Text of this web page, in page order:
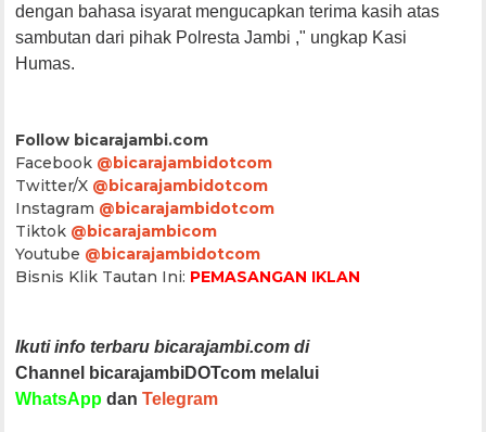
dengan bahasa isyarat mengucapkan terima kasih atas
sambutan dari pihak Polresta Jambi ," ungkap Kasi
Humas.
Follow bicarajambi.com
Facebook @bicarajambidotcom
Twitter/X @bicarajambidotcom
Instagram @bicarajambidotcom
Tiktok @bicarajambicom
Youtube @bicarajambidotcom
Bisnis Klik Tautan Ini: PEMASANGAN IKLAN
Ikuti info terbaru bicarajambi.com di
Channel bicarajambiDOTcom melalui
WhatsApp danTelegram